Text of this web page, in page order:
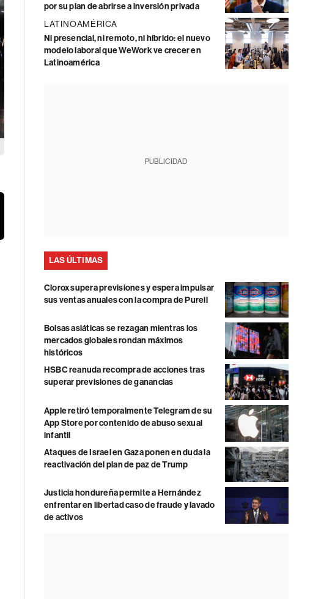
por su plan de abrirse a inversión privada
LATINOAMÉRICA
Ni presencial, ni remoto, ni híbrido: el nuevo
modelo laboral que WeWork ve crecer en
Latinoamérica
PUBLICIDAD
LAS ÚLTIMAS
Clorox supera previsiones y espera impulsar
sus ventas anuales con la compra de Purell
Bolsas asiáticas se rezagan mientras los
mercados globales rondan máximos
históricos
HSBC reanuda recompra de acciones tras
superar previsiones de ganancias
Apple retiró temporalmente Telegram de su
App Store por contenido de abuso sexual
infantil
Ataques de Israel en Gaza ponen en duda la
reactivación del plan de paz de Trump
Justicia hondureña permite a Hernández
enfrentar en libertad caso de fraude y lavado
de activos